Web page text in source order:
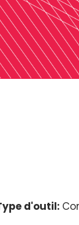
d'outil: